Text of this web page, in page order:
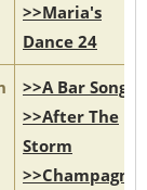
>>Maria's
Dance 24
>>A Bar Song
>>After The
Storm
>>Champagne